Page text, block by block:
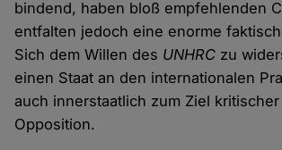
bindend, haben bloß empfehlenden
entfalten jedoch eine enorme
Sich dem Willen des UNHRC zu
einen Staat an den internationalen
auch innerstaatlich zum Ziel
Opposition.